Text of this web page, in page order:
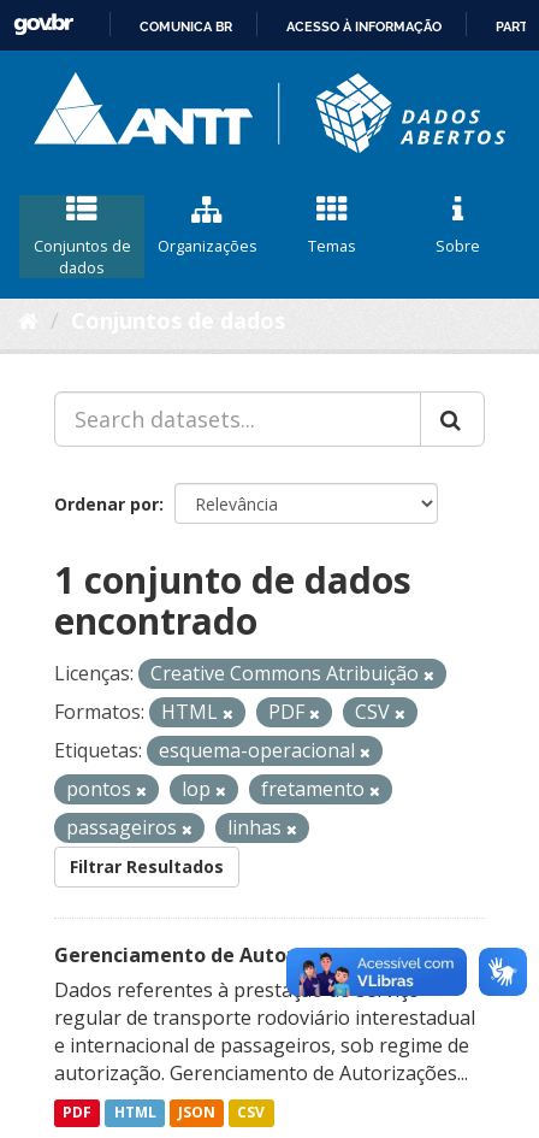
CONTEÚDO
COMUNICA BR ACESSO À INFORMAÇÃO
Conjuntos de
dados
Organizações Temas Sobre
Ordenar por
1 conjunto de dados
encontrado
Licenças:
Creative Commons Atribuição
Formatos:
HTML PDF
CSV
Etiquetas:
esquema-operacional
pontos
lop
fretamento
passageiros
linhas
Filtrar Resultados
Gerenciamento de Autorizações
Dados referentes à prestação do serviço
regular de transporte rodoviário interestadual
e internacional de passageiros, sob regime de
autorização. Gerenciamento de Autorizações...
PDF HTML JSON CSV